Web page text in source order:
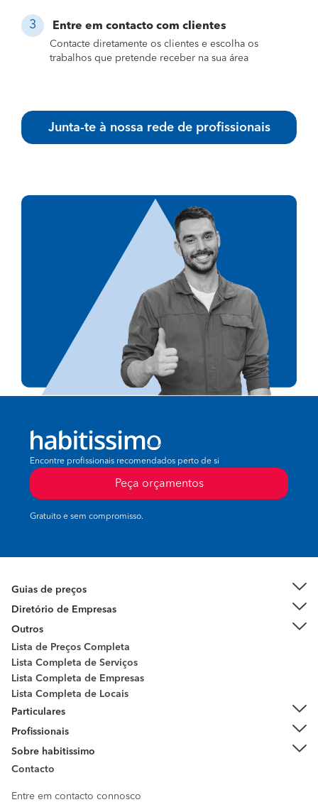
Entre em contacto com clientes
Contacte diretamente os clientes e escolha os
trabalhos que pretende receber na sua área
Junta-te à nossa rede de profissionais
Encontre profissionais recomendados perto de si
Peça orçamentos
Gratuito e sem compromisso.
Guias de preços
Diretório de Empresas
Outros
Lista de Preços Completa
Lista Completa de Serviços
Lista Completa de Empresas
Lista Completa de Locais
Particulares
Profissionais
Sobre habitissimo
Contacto
Entre em contacto connosco